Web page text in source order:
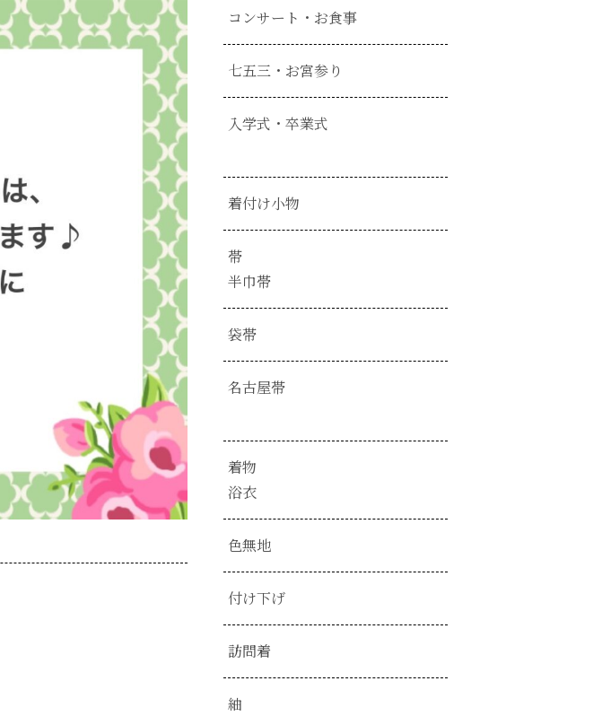
コンサート・お食事
七五三・お宮参り
入学式・卒業式
着付け小物
帯
半巾帯
袋帯
名古屋帯
着物
浴衣
色無地
付け下げ
訪問着
紬